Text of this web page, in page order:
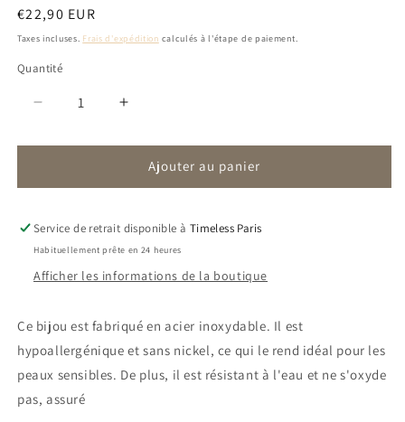
modale
Prix
habituel
€22,90 EUR
Taxes incluses. Frais d'expédition calculés à l'étape de paiement.
Quantité
Réduire
quantité
Collier
|
Perle
Augmenter
quantité
Collier
|
Perle
Ajouter au panier
Service de retrait disponible à Timeless Paris
Habituellement prête en 24 heures
Afficher les informations de la boutique
Ce bijou est fabriqué en acier inoxydable. Il est
hypoallergénique et sans nickel, ce qui le rend idéal pour les
peaux sensibles. De plus, il est résistant à l'eau et ne s'oxyde
pas, assuré